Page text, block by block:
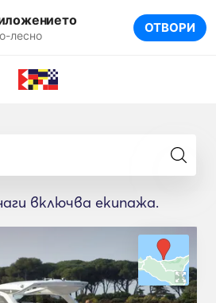
лесно ОТВОРИ
включва екипажа.